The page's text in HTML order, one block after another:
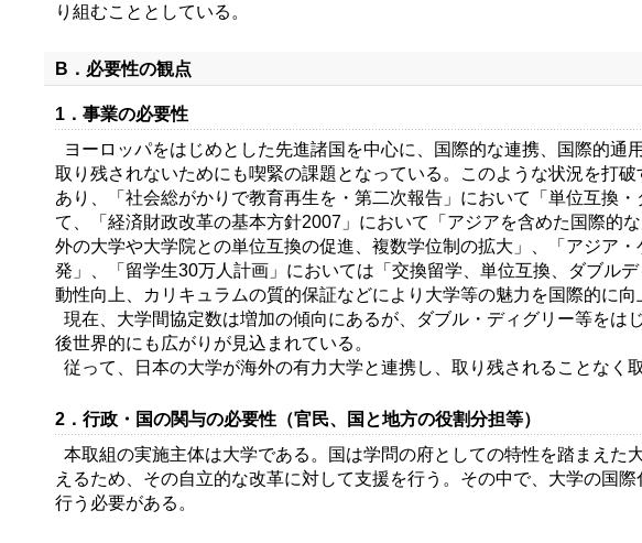
り組むこととしている。
B．必要性の観点
1．事業の必要性
ヨーロッパをはじめとした先進諸国を中心に、国際的な連携、国際的
取り残されないためにも喫緊の課題となっている。このような状況を打
あり、「社会総がかりで教育再生を・第二次報告」において「単位互換
て、「経済財政改革の基本方針2007」において「アジアを含めた国際的
外の大学や大学院との単位互換の促進、複数学位制の拡大」、「アジア
発」、「留学生30万人計画」においては「交換留学、単位互換、ダブル
動性向上、カリキュラムの質的保証などにより大学等の魅力を国際的に
現在、大学間協定数は増加の傾向にあるが、ダブル・ディグリー等を
後世界的にも広がりが見込まれている。
従って、日本の大学が海外の有力大学と連携し、取り残されることなく
2．行政・国の関与の必要性（官民、国と地方の役割分担等）
本取組の実施主体は大学である。国は学問の府としての特性を踏まえ
えるため、その自立的な改革に対して支援を行う。その中で、大学の国
行う必要がある。